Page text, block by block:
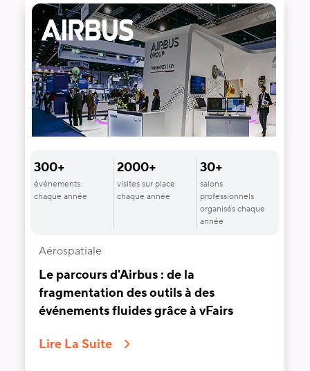
300+
événements
chaque année
2000+
visites sur place
chaque année
30+
salons
professionnels
organisés chaque
année
Aérospatiale
Le parcours d'Airbus : de la
fragmentation des outils à des
événements fluides grâce à vFairs
Lire La Suite